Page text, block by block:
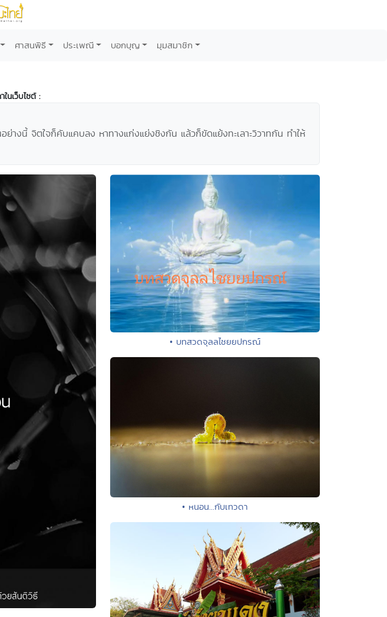
ศาสนพิธี ประเพณี บอกบุญ มุมสมาชิก
ในเว็บไซต์ :
างนี้ จิตใจก็คับแคบลง หาทางแก่งแย่งชิงกัน แล้วก็ขัดแย้งทะเลาะวิวาทกัน ทำให้
• บทสวดจุลลไชยยปกรณ์
• หนอน...กับเทวดา